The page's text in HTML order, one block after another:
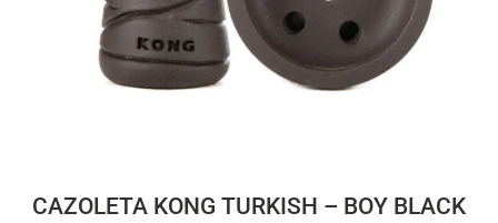
CAZOLETA KONG TURKISH – BOY BLACK